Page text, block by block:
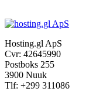
Hosting.gl ApS
Cvr: 42645990
Postboks 255
3900 Nuuk
Tlf: +299 311086